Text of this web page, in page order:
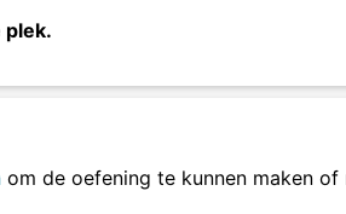
plek.
om de oefening te kunnen maken of